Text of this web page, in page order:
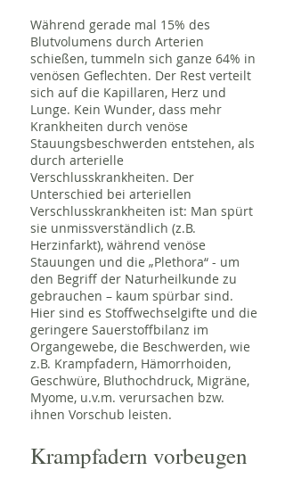
Während gerade mal 15% des
Blutvolumens durch Arterien
schießen, tummeln sich ganze 64% in
venösen Geflechten. Der Rest verteilt
sich auf die Kapillaren, Herz und
Lunge. Kein Wunder, dass mehr
Krankheiten durch venöse
Stauungsbeschwerden entstehen, als
durch arterielle
Verschlusskrankheiten. Der
Unterschied bei arteriellen
Verschlusskrankheiten ist: Man spürt
sie unmissverständlich (z.B.
Herzinfarkt), während venöse
Stauungen und die „Plethora“ - um
den Begriff der Naturheilkunde zu
gebrauchen – kaum spürbar sind.
Hier sind es Stoffwechselgifte und die
geringere Sauerstoffbilanz im
Organgewebe, die Beschwerden, wie
z.B. Krampfadern, Hämorrhoiden,
Geschwüre, Bluthochdruck, Migräne,
Myome, u.v.m. verursachen bzw.
ihnen Vorschub leisten.
Krampfadern vorbeugen